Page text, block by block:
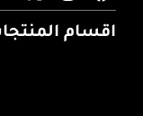
اقسام